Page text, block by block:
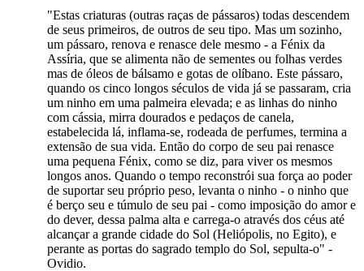
"Estas criaturas (outras raças de pássaros) todas descendem
de seus primeiros, de outros de seu tipo. Mas um sozinho,
um pássaro, renova e renasce dele mesmo - a Fénix da
Assíria, que se alimenta não de sementes ou folhas verdes
mas de óleos de bálsamo e gotas de olíbano. Este pássaro,
quando os cinco longos séculos de vida já se passaram, cria
um ninho em uma palmeira elevada; e as linhas do ninho
com cássia, mirra dourados e pedaços de canela,
estabelecida lá, inflama-se, rodeada de perfumes, termina a
extensão de sua vida. Então do corpo de seu pai renasce
uma pequena Fénix, como se diz, para viver os mesmos
longos anos. Quando o tempo reconstrói sua força ao poder
de suportar seu próprio peso, levanta o ninho - o ninho que
é berço seu e túmulo de seu pai - como imposição do amor e
do dever, dessa palma alta e carrega-o através dos céus até
alcançar a grande cidade do Sol (Heliópolis, no Egito), e
perante as portas do sagrado templo do Sol, sepulta-o" -
Ovidio.